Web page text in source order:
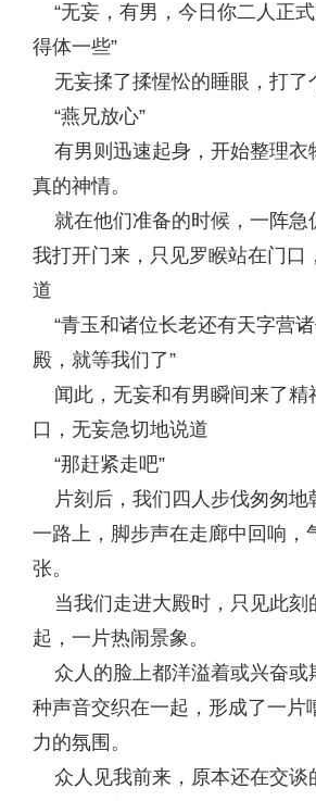
“无妄，有男，今日你二人正
得体一些”
无妄揉了揉惺忪的睡眼，打了
“燕兄放心”
有男则迅速起身，开始整理衣
真的神情。
就在他们准备的时候，一阵急
我打开门来，只见罗睺站在门口
道
“青玉和诸位长老还有天字营
殿，就等我们了”
闻此，无妄和有男瞬间来了精
口，无妄急切地说道
“那赶紧走吧”
片刻后，我们四人步伐匆匆地
一路上，脚步声在走廊中回响，
张。
当我们走进大殿时，只见此刻
起，一片热闹景象。
众人的脸上都洋溢着或兴奋或
种声音交织在一起，形成了一片
力的氛围。
众人见我前来，原本还在交谈